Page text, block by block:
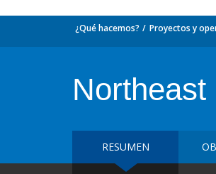
¿Qué hacemos? Proyectos y
RESUMEN